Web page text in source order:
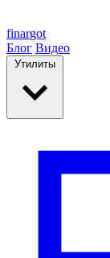
finargot
Блог Видео
Утилиты